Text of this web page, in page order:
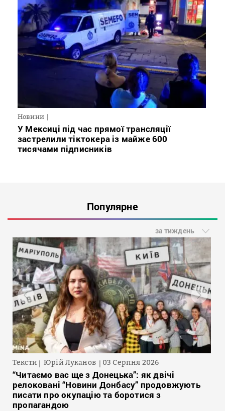
Новини
У Мексиці під час прямої трансляції
застрелили тіктокера із майже 600
тисячами підписників
Популярне
за тиждень
Тексти Юрій Луканов 03 Серпня 2026
“Читаємо вас ще з Донецька”: як двічі
релоковані “Новини Донбасу” продовжують
писати про окупацію та боротися з
пропагандою